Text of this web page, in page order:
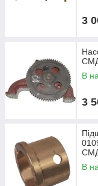
3
В
3
В